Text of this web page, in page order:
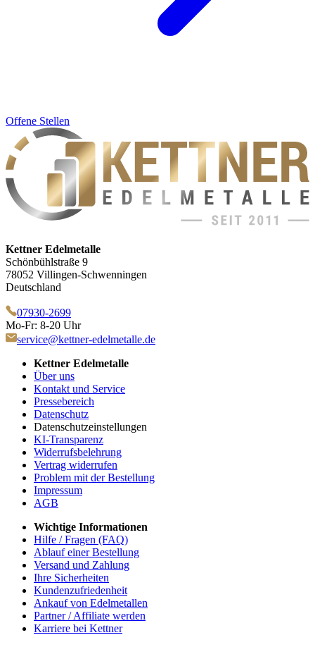
Offene Stellen
Kettner Edelmetalle
Schönbühlstraße 9
78052 Villingen-Schwenningen
Deutschland
07930-2699
Mo-Fr: 8-20 Uhr
service@kettner-edelmetalle.de
Kettner Edelmetalle
Über uns
Kontakt und Service
Pressebereich
Datenschutz
Datenschutzeinstellungen
KI-Transparenz
Widerrufsbelehrung
Vertrag widerrufen
Problem mit der Bestellung
Impressum
AGB
Wichtige Informationen
Hilfe / Fragen (FAQ)
Ablauf einer Bestellung
Versand und Zahlung
Ihre Sicherheiten
Kundenzufriedenheit
Ankauf von Edelmetallen
Partner / Affiliate werden
Karriere bei Kettner